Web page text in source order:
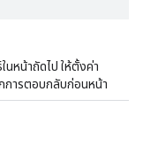
นหน้าถัดไป ให้ตั้งค่า
การตอบกลับก่อนหน้า